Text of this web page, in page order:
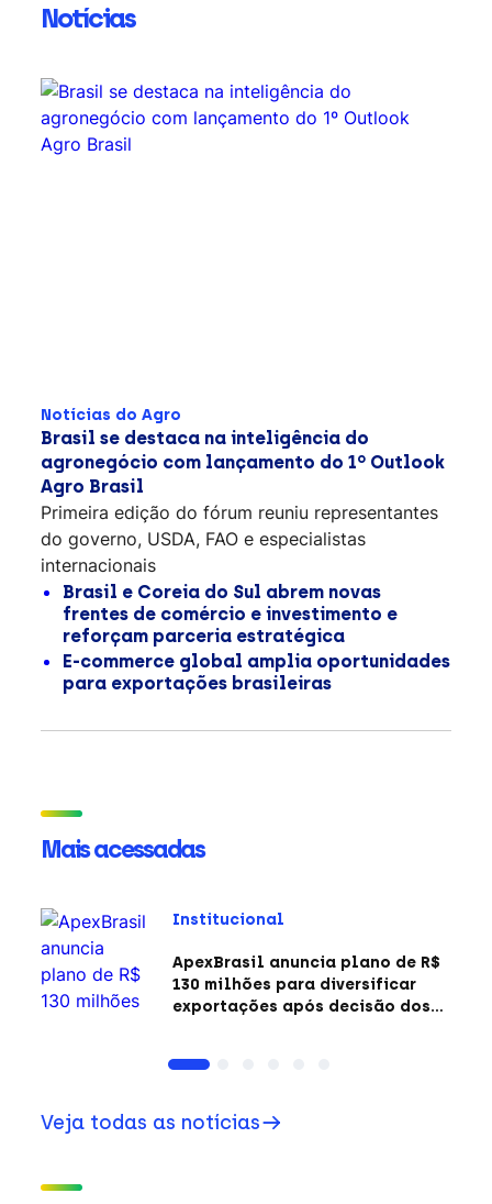
Notícias
Notícias do Agro
Brasil se destaca na inteligência do
agronegócio com lançamento do 1º Outlook
Agro Brasil
Primeira edição do fórum reuniu representantes
do governo, USDA, FAO e especialistas
internacionais
Brasil e Coreia do Sul abrem novas
frentes de comércio e investimento e
reforçam parceria estratégica
E-commerce global amplia oportunidades
para exportações brasileiras
Mais acessadas
Institucional
ApexBrasil anuncia plano de R$
130 milhões para diversificar
exportações após decisão dos
Veja todas as notícias